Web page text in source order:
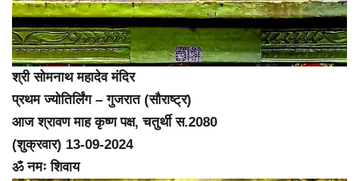
श्री सोमनाथ महादेव मंदिर
प्रथम ज्योतिर्लिंग – गुजरात (सौराष्ट्र)
आज श्रावण माह कृष्ण पक्ष, चतुर्थी स.2080
(शुक्रवार) 13-09-2024
ॐ नमः शिवाय